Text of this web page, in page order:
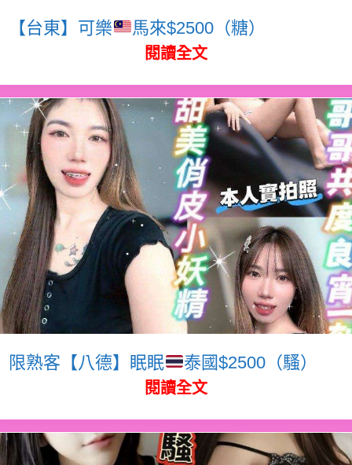
【台東】可樂 馬來$2500（糖）
閱讀全文
限熟客【八德】眠眠 泰國$2500（騷）
閱讀全文